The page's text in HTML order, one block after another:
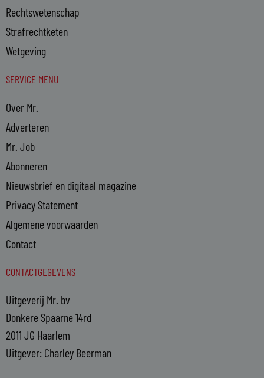
Rechtswetenschap
Strafrechtketen
Wetgeving
SERVICE MENU
Over Mr.
Adverteren
Mr. Job
Abonneren
Nieuwsbrief en digitaal magazine
Privacy Statement
Algemene voorwaarden
Contact
CONTACTGEGEVENS
Uitgeverij Mr. bv
Donkere Spaarne 14rd
2011 JG Haarlem
Uitgever: Charley Beerman